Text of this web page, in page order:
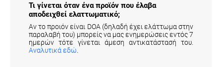
Τι γίνεται όταν ένα προϊόν που έλαβα
αποδειχθεί ελαττωματικό;
Αν το προιόν είναι DOA (δηλαδή έχει ελάττωμα στην
παραλαβή του) μπορείς να μας ενημερώσεις εντός 7
ημερών τότε γίνεται άμεση αντικατάστασή του.
Αναλυτικά εδώ